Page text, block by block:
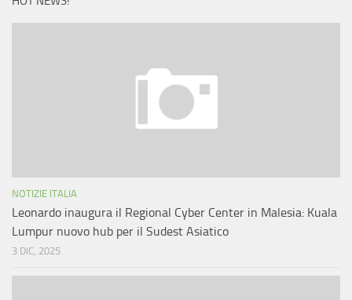
NOTIZIE ITALIA
Leonardo inaugura il Regional Cyber Center in Malesia: Kuala
Lumpur nuovo hub per il Sudest Asiatico
3 DIC, 2025